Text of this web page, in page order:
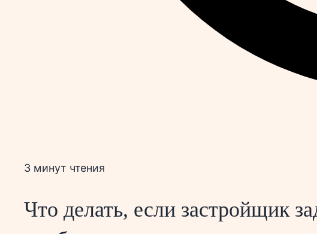
3 минут чтения
Что делать, если застройщик